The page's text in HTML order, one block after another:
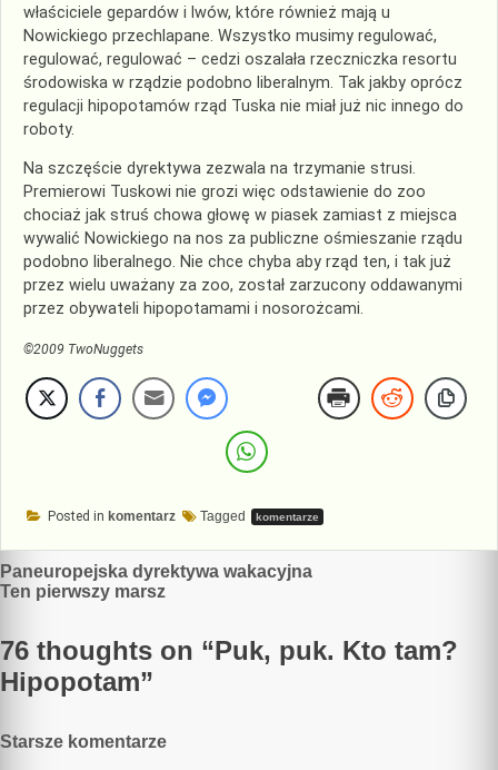
właściciele gepardów i lwów, które również mają u
Nowickiego przechlapane. Wszystko musimy regulować,
regulować, regulować – cedzi oszalała rzeczniczka resortu
środowiska w rządzie podobno liberalnym. Tak jakby oprócz
regulacji hipopotamów rząd Tuska nie miał już nic innego do
roboty.
Na szczęście dyrektywa zezwala na trzymanie strusi.
Premierowi Tuskowi nie grozi więc odstawienie do zoo
chociaż jak struś chowa głowę w piasek zamiast z miejsca
wywalić Nowickiego na nos za publiczne ośmieszanie rządu
podobno liberalnego. Nie chce chyba aby rząd ten, i tak już
przez wielu uważany za zoo, został zarzucony oddawanymi
przez obywateli hipopotamami i nosorożcami.
©2009 TwoNuggets
Posted in komentarz Tagged komentarze
Nawigacja
wpisu
Paneuropejska dyrektywa wakacyjna
Ten pierwszy marsz
76 thoughts on “Puk, puk. Kto tam?
Hipopotam”
Nawigacja
Starsze komentarze